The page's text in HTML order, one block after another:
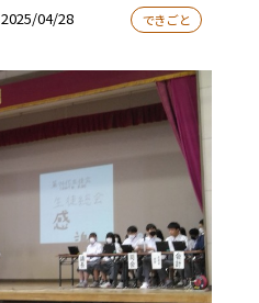
2025/04/28 できごと